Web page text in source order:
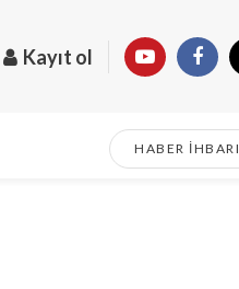
Kayıt ol
HABER İHBARI